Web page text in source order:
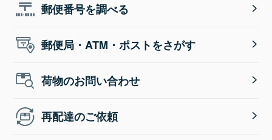
郵便番号を調べる
郵便局・ATM・ポストをさがす
荷物のお問い合わせ
再配達のご依頼